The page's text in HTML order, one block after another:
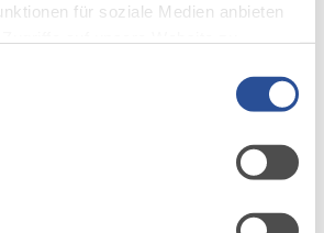
für soziale Medien anbieten
unserer Website an unsere Partner
weiteren Daten zusammen, die du
gesammelt haben.